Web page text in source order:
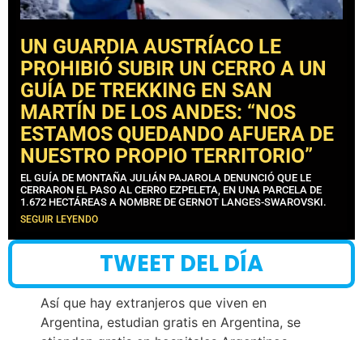
UN GUARDIA AUSTRÍACO LE
PROHIBIÓ SUBIR UN CERRO A UN
GUÍA DE TREKKING EN SAN
MARTÍN DE LOS ANDES: “NOS
ESTAMOS QUEDANDO AFUERA DE
NUESTRO PROPIO TERRITORIO”
EL GUÍA DE MONTAÑA JULIÁN PAJAROLA DENUNCIÓ QUE LE
CERRARON EL PASO AL CERRO EZPELETA, EN UNA PARCELA DE
1.672 HECTÁREAS A NOMBRE DE GERNOT LANGES-SWAROVSKI.
SEGUIR LEYENDO
TWEET DEL DÍA
Así que hay extranjeros que viven en
Argentina, estudian gratis en Argentina, se